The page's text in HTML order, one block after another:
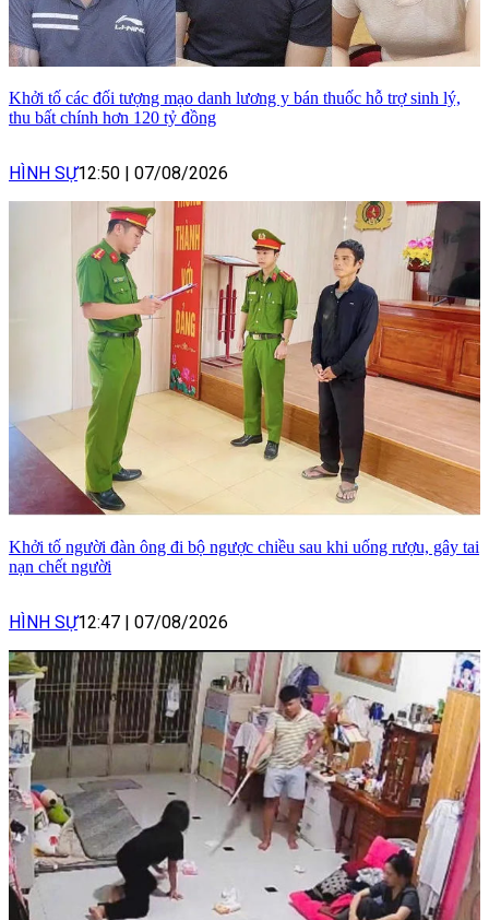
Khởi tố các đối tượng mạo danh lương y bán thuốc hỗ trợ sinh lý,
thu bất chính hơn 120 tỷ đồng
HÌNH SỰ12:50 07/08/2026
Khởi tố người đàn ông đi bộ ngược chiều sau khi uống rượu, gây tai
nạn chết người
HÌNH SỰ12:47 07/08/2026